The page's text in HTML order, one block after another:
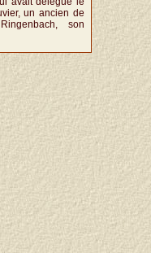
un ancien de
son